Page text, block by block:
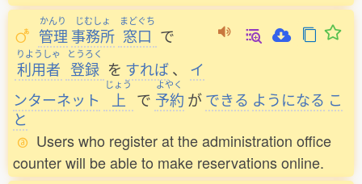
かんり
管理
じむしょ
事務所
まどぐち
窓口 で
りようしゃ
利用者
とうろく
登録 を すれば、
イ
ンターネット
じょう
上 で
よやく
予約 ができる ようになる こ
と
Users who register at the administration office
counter will be able to make reservations online.